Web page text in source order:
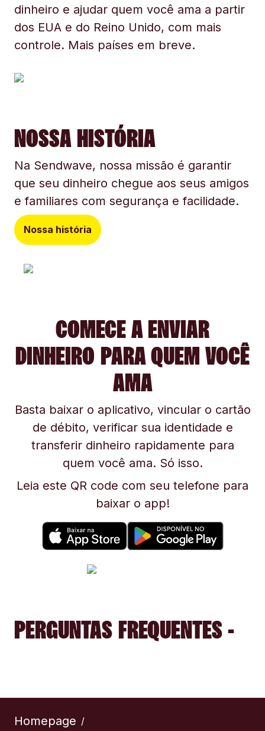
dinheiro e ajudar quem você ama a partir
dos EUA e do Reino Unido, com mais
controle. Mais países em breve.
NOSSA HISTÓRIA
Na Sendwave, nossa missão é garantir
que seu dinheiro chegue aos seus amigos
e familiares com segurança e facilidade.
Nossa história
COMECE A ENVIAR
DINHEIRO PARA QUEM VOCÊ
AMA
Basta baixar o aplicativo, vincular o cartão
de débito, verificar sua identidade e
transferir dinheiro rapidamente para
quem você ama. Só isso.
Leia este QR code com seu telefone para
baixar o app!
PERGUNTAS FREQUENTES -
Homepage /